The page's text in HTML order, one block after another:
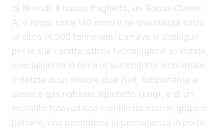
di 19 nodi. Il nuovo traghetto, un Ropax Classe
A, è lungo circa 140 metri e ha una stazza lorda
di circa 14.500 tonnellate. La nave si distingue
per le sue caratteristiche tecnologiche avanzate,
specialmente in tema di sostenibilità ambientale:
è dotata di un motore dual fuel, funzionante a
diesel e gas naturale liquefatto (Lng), e di un
impianto fotovoltaico combinato con un gruppo
batterie, che permetterà la permanenza in porto